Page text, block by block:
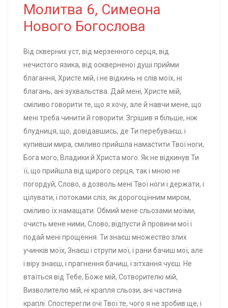
Молитва 6, Симеона
Нового Богослова
Від скверних уст, від мерзенного серця, від
нечистого язика, від оскверненої душі прийми
благання, Христе мій, і не відкинь ні слів моїх, ні
благань, ані зухвальства. Дай мені, Христе мій,
сміливо говорити те, що я хочу, але й навчи мене, що
мені треба чинити й говорити. Згрішив я більше, ніж
блудниця, що, довідавшись, де Ти перебуваєш, і
купивши мира, сміливо прийшла намастити Твої ноги,
Бога мого, Владики й Христа мого. Як не відкинув Ти
її, що прийшла від щирого серця, так і мною не
погордуй, Слово, а дозволь мені Твої ноги і держати, і
цілувати, і потоками сліз, як дорогоцінним миром,
сміливо їх намащати. Обмий мене сльозами моїми,
очисть мене ними, Слово, відпусти й провини мої і
подай мені прощення. Ти знаєш множество злих
учинків моїх, Знаєш і струпи мої, і рани бачиш мої, але
і віру знаєш, і прагнення бачиш, і зітхання чуєш. Не
втаїться від Тебе, Боже мій, Сотворителю мій,
Визволителю мій, ні крапля сльози, ані частина
краплі. Спостерегли очі Твої те, чого я не зробив ще, і